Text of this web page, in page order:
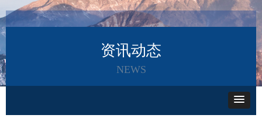
资讯动态
NEWS